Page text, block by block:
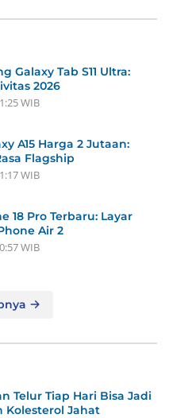
Galaxy Tab S11 Ultra:
2026
WIB
A15 Harga 2 Jutaan:
Flagship
WIB
18 Pro Terbaru: Layar
Air 2
WIB
Telur Tiap Hari Bisa Jadi
Kolesterol Jahat